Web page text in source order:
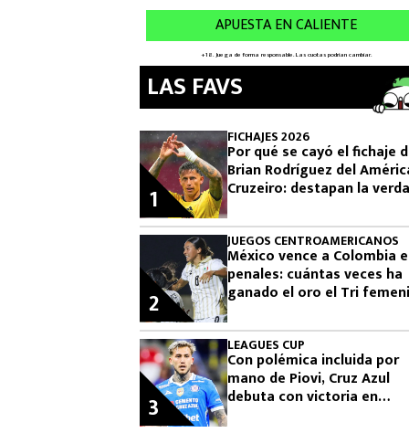
LAS FAVS
FICHAJES 2026
Por qué se cayó el fichaje
Brian Rodríguez del
Cruzeiro: destapan la
1
JUEGOS CENTROAMERICANOS
México vence a Colombia
penales: cuántas veces ha
ganado el oro el Tri
Centroamericanos
2
LEAGUES CUP
Con polémica incluida por
mano de Piovi, Cruz Azul
debuta con victoria en
3